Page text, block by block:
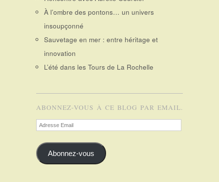
À l’ombre des pontons… un univers
insoupçonné
Sauvetage en mer : entre héritage et
innovation
L’été dans les Tours de La Rochelle
ABONNEZ-VOUS À CE BLOG PAR EMAIL.
Adresse
Email
Abonnez-vous